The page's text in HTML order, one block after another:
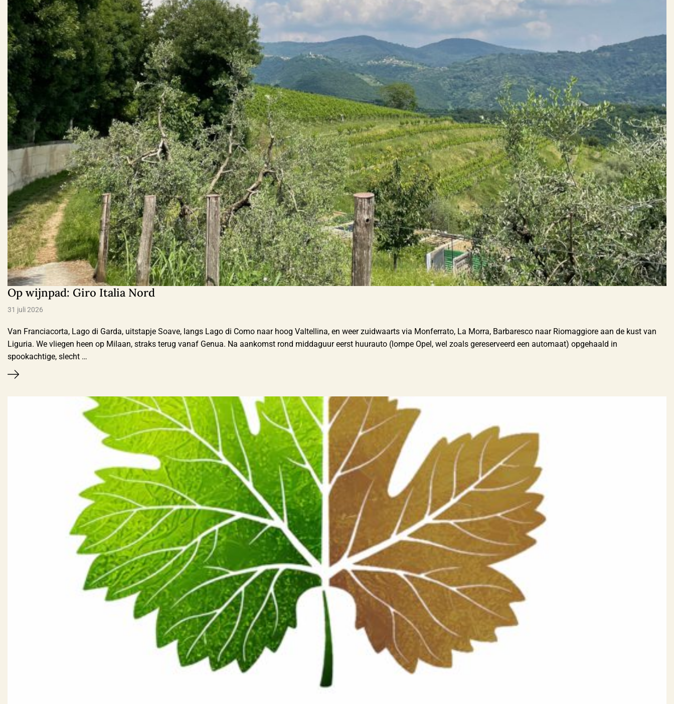
Op wijnpad: Giro Italia Nord
31 juli 2026
Van Franciacorta, Lago di Garda, uitstapje Soave, langs Lago di Como naar hoog Valtellina, en weer zuidwaarts via Monferrato, La Morra, Barbaresco naar Riomaggiore aan de kust van
Liguria. We vliegen heen op Milaan, straks terug vanaf Genua. Na aankomst rond middaguur eerst huurauto (lompe Opel, wel zoals gereserveerd een automaat) opgehaald in
spookachtige, slecht …